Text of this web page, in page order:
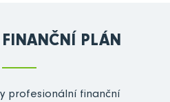
FINANČNÍ PLÁN
profesionální finanční